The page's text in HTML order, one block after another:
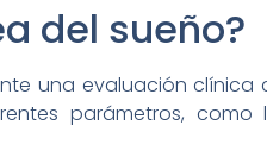
del sueño?
una evaluación
parámetros,